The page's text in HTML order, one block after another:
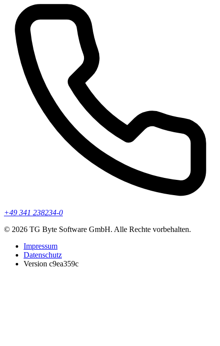
+49 341 238234-0
© 2026 TG Byte Software GmbH. Alle Rechte vorbehalten.
Impressum
Datenschutz
Version c9ea359c